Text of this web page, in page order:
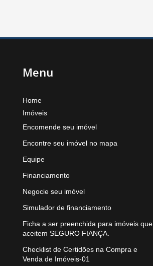
Menu
Home
Imóveis
Encomende seu imóvel
Encontre seu imóvel no mapa
Equipe
Financiamento
Negocie seu imóvel
Simulador de financiamento
Ficha a ser preenchida para imóveis que
aceitem SEGURO FIANÇA.
Checklist de Certidões na Compra e
Venda de Imóveis-01